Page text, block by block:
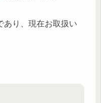
り、現在お取扱い